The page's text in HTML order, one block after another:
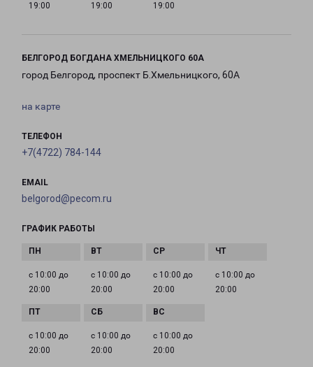
19:00
19:00
19:00
БЕЛГОРОД БОГДАНА ХМЕЛЬНИЦКОГО 60А
город Белгород, проспект Б.Хмельницкого, 60А
на карте
ТЕЛЕФОН
+7(4722) 784-144
EMAIL
belgorod@pecom.ru
ГРАФИК РАБОТЫ
с 10:00 до
20:00
с 10:00 до
20:00
с 10:00 до
20:00
с 10:00 до
20:00
с 10:00 до
20:00
с 10:00 до
20:00
с 10:00 до
20:00